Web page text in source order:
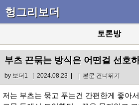
헝그리보더
토론방
부츠 끈묶는 방식은 어떤걸 선호
by 보더1 | 2024.08.23 | | 본문 건너뛰기
저는 부츠는 묶고 푸는건 간편한게 좋아